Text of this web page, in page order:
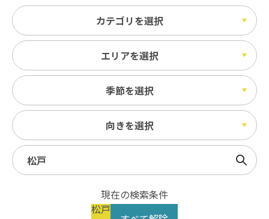
カテゴリを選択
エリアを選択
季節を選択
向きを選択
検索
現在の検索条件
松戸